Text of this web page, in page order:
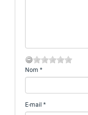
Nom *
E-mail *